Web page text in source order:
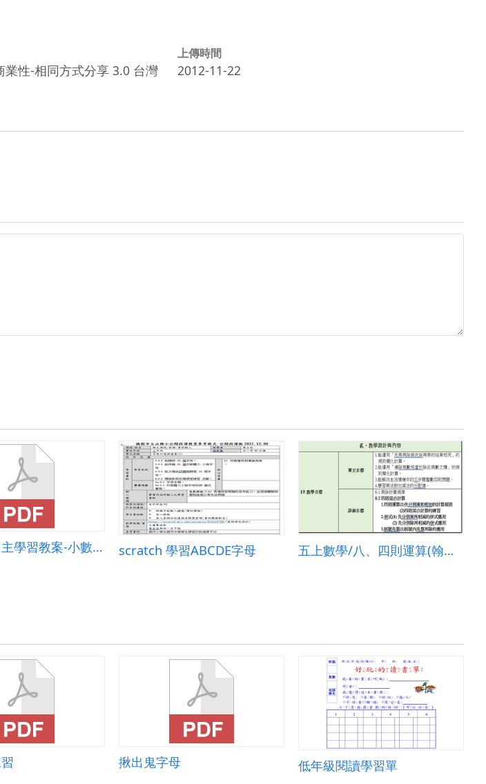
業性-相同方式分享 3.0 台灣
上傳時間
2012-11-22
科技輔助自主學習教案-小數的加法 scratch 學習ABCDE字母 五上數學/八、四則運算(翰林出版社)
揪出鬼字母 低年級閱讀學習單